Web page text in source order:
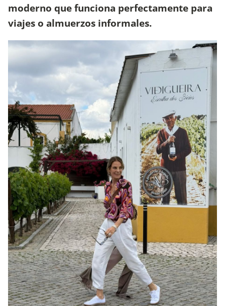
moderno que funciona perfectamente para
viajes o almuerzos informales.